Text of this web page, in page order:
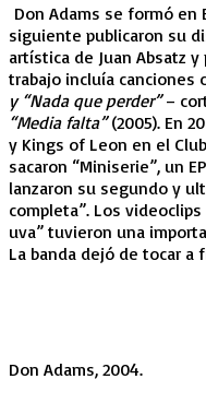
Don Adams se formó en
siguiente publicaron su
artística de Juan Absatz
trabajo incluía canciones
y “Nada que perder”–
“Media falta”(2005). En
y Kings of Leon en el
sacaron “Miniserie”, un
lanzaron su segundo y
completa”. Los videoclips
uva” tuvieron una
La banda dejó de tocar a
Don Adams, 2004.